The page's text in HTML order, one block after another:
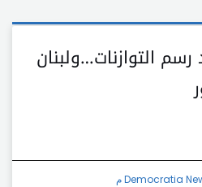
التوازنات…ولبنان
Democratia